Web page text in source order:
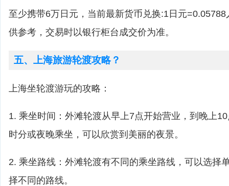
至少携带6万日元，当前最新货币兑换:1日元
供参考，交易时以银行柜台成交价为准。
五、上海旅游轮渡攻略？
上海坐轮渡游玩的攻略：
1. 乘坐时间：外滩轮渡从早上7点开始营业，到晚上
时分或夜晚乘坐，可以欣赏到美丽的夜景。
2. 乘坐路线：外滩轮渡有不同的乘坐路线，可以选择
择不同的路线。